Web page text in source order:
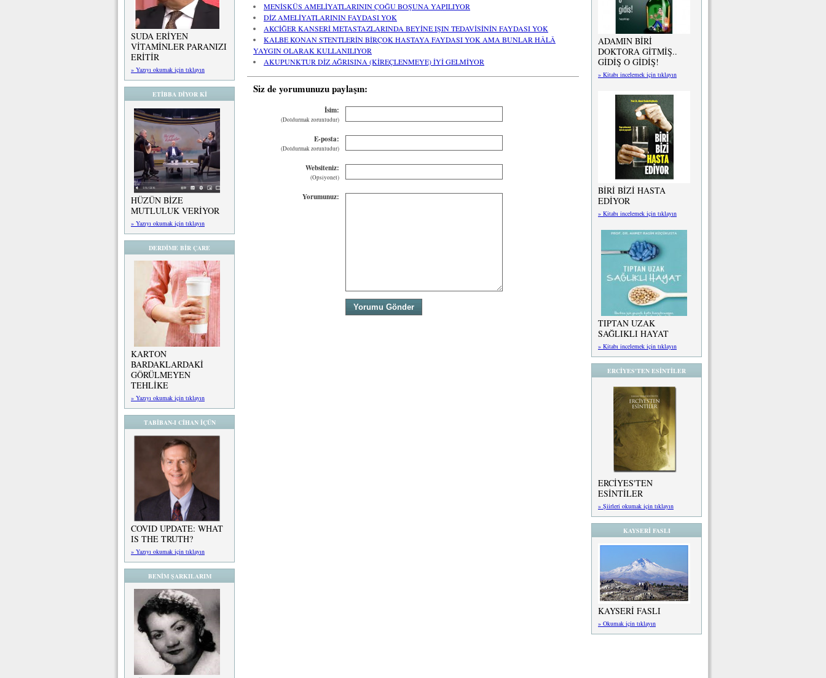
SUDA ERİYEN
VİTAMİNLER PARANIZI
ERİTİR
» Yazıyı okumak için tıklayın
ETİBBA DİYOR Kİ
HÜZÜN BİZE
MUTLULUK VERİYOR
» Yazıyı okumak için tıklayın
DERDİME BİR ÇARE
KARTON
BARDAKLARDAKİ
GÖRÜLMEYEN
TEHLİKE
» Yazıyı okumak için tıklayın
TABİBAN-I CİHAN İÇÜN
COVID UPDATE: WHAT
IS THE TRUTH?
» Yazıyı okumak için tıklayın
BENİM ŞARKILARIM
MENİSKÜS AMELİYATLARININ ÇOĞU BOŞUNA YAPILIYOR
DİZ AMELİYATLARININ FAYDASI YOK
AKCİĞER KANSERİ METASTAZLARINDA BEYİNE IŞIN TEDAVİSİNİN FAYDASI YOK
KALBE KONAN STENTLERİN BİRÇOK HASTAYA FAYDASI YOK AMA BUNLAR HÂLÂ
YAYGIN OLARAK KULLANILIYOR
AKUPUNKTUR DİZ AĞRISINA (KİREÇLENMEYE) İYİ GELMİYOR
Siz de yorumunuzu paylaşın:
İsim:
(Doldurmak zorunludur)
E-posta:
(Doldurmak zorunludur)
Websiteniz:
(Opsiyonel)
Yorumunuz:
ADAMIN BİRİ
DOKTORA GİTMİŞ..
GİDİŞ O GİDİŞ!
» Kitabı incelemek için tıklayın
BİRİ BİZİ HASTA
EDİYOR
» Kitabı incelemek için tıklayın
TIPTAN UZAK
SAĞLIKLI HAYAT
» Kitabı incelemek için tıklayın
ERCİYES'TEN ESİNTİLER
ERCİYES'TEN
ESİNTİLER
» Şiirleri okumak için tıklayın
KAYSERİ FASLI
KAYSERİ FASLI
» Okumak için tıklayın